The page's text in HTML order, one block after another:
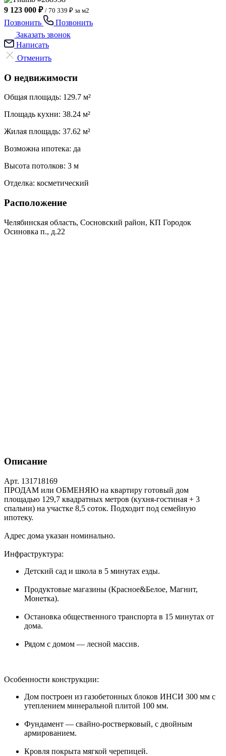
9 123 000 ₽ / 70 339 ₽ за м2
Позвонить
Позвонить
Заказать звонок
Написать
Отменить
О недвижимости
Общая площадь: 129.7 м²
Площадь кухни: 38.24 м²
Жилая площадь: 37.62 м²
Возможна ипотека: да
Высота потолков: 3 м
Отделка: косметический
Расположение
Челябинская область, Сосновский район, КП Городок
Осиновка п., д.22
Описание
Арт. 131718169
ПРОДАМ или ОБМЕНЯЮ на квартиру готовый дом
площадью 129,7 квадратных метров (кухня-гостиная + 3
спальни) на участке 8,5 соток. Подходит под семейную
ипотеку.
Адрес дома указан номинально.
Инфраструктура:
Детский сад и школа в 5 минутах езды.
Продуктовые магазины (Красное&Белое, Магнит,
Монетка).
Остановка общественного транспорта в 15 минутах от
дома.
Рядом с домом — лесной массив.
Особенности конструкции:
Дом построен из газобетонных блоков ИНСИ 300 мм с
утеплением минеральной плитой 100 мм.
Фундамент — свайно-ростверковый, с двойным
армированием.
Кровля покрыта мягкой черепицей.